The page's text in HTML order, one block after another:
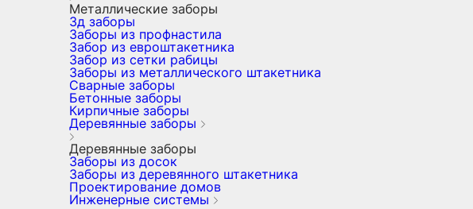
Металлические заборы
3д заборы
Заборы из профнастила
Забор из евроштакетника
Забор из сетки рабицы
Заборы из металлического штакетника
Сварные заборы
Бетонные заборы
Кирпичные заборы
Деревянные заборы
Деревянные заборы
Заборы из досок
Заборы из деревянного штакетника
Проектирование домов
Инженерные системы